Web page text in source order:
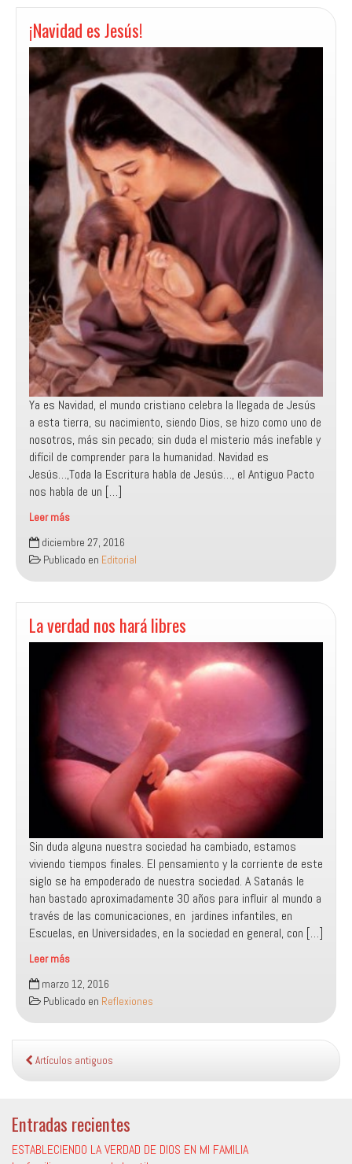
¡Navidad es Jesús!
Ya es Navidad, el mundo cristiano celebra la llegada de Jesús
a esta tierra, su nacimiento, siendo Dios, se hizo como uno de
nosotros, más sin pecado; sin duda el misterio más inefable y
difícil de comprender para la humanidad. Navidad es
Jesús…,Toda la Escritura habla de Jesús…, el Antiguo Pacto
nos habla de un […]
Leer más
¡Navidad
es
Jesús!
diciembre 27, 2016
Publicado en Editorial
La verdad nos hará libres
Sin duda alguna nuestra sociedad ha cambiado, estamos
viviendo tiempos finales. El pensamiento y la corriente de este
siglo se ha empoderado de nuestra sociedad. A Satanás le
han bastado aproximadamente 30 años para influir al mundo a
través de las comunicaciones, en jardines infantiles, en
Escuelas, en Universidades, en la sociedad en general, con […]
Leer más
La
verdad
nos
hará
libres
marzo 12, 2016
Publicado en Reflexiones
Artículos antiguos
Entradas recientes
ESTABLECIENDO LA VERDAD DE DIOS EN MI FAMILIA